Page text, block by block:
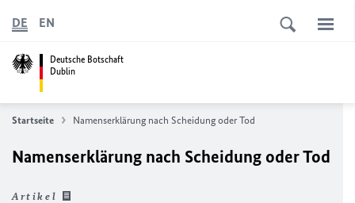
Deutsche Botschaft
Dublin
DE EN
Startseite Namenserklärung nach Scheidung oder Tod
Namenserklärung nach Scheidung oder Tod
Artikel